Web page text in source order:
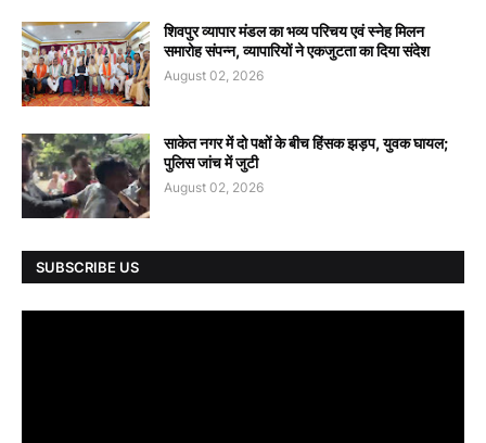
शिवपुर व्यापार मंडल का भव्य परिचय एवं स्नेह मिलन
समारोह संपन्न, व्यापारियों ने एकजुटता का दिया संदेश
August 02, 2026
साकेत नगर में दो पक्षों के बीच हिंसक झड़प, युवक घायल;
पुलिस जांच में जुटी
August 02, 2026
SUBSCRIBE US